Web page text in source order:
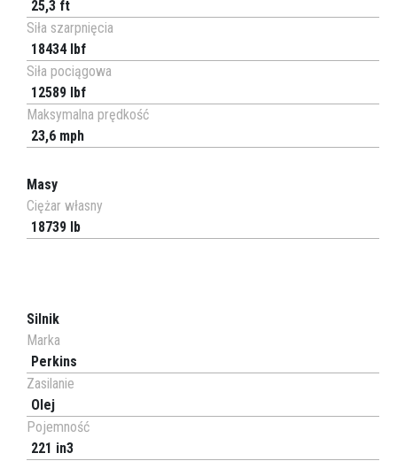
25,3 ft
Siła szarpnięcia
18434 lbf
Siła pociągowa
12589 lbf
Maksymalna prędkość
23,6 mph
Masy
Ciężar własny
18739 lb
Silnik
Marka
Perkins
Zasilanie
Olej
Pojemność
221 in3